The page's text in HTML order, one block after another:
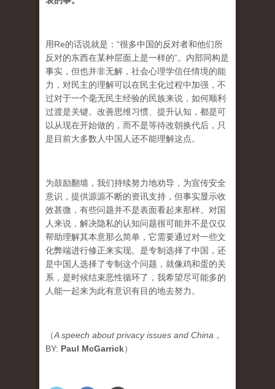
用Re的话说就是：“很多中国的反对者和他们所
反对的东西在某种层面上是一样的”。内部同构是
事实，但也并非无解，社会心理学信任情境的能
力，对民主的理解可以在民主化过程中加强，不
过对于一个毫无民主经验的民族来说，如何顺利
过渡是关键。改善思维习惯、提升认知，都是可
以从现在开始做的，而不是等待改朝换代后，只
是目前大多数人中国人还不能理解这点。
为鼓励翻墙，我们持续努力地劝导，为宣传安全
意识，提供源源不断的资讯支持，但事实显示收
效甚微，有些问题并不是表面看起来那样。对国
人来说，解决隐私的认知问题很可能并不是仅仅
帮助理解其本意那么简单，它需要通过对一些文
化弊端进行修正来实现。是专制选择了中国，还
是中国人选择了专制这个问题，就像鸡和蛋的关
系，是时候结束恶性循环了，我希望尽可能多的
人能一起来为此有意识有目的地去努力。
（A speech about privacy issues and China ，
BY: Paul McGarrick）